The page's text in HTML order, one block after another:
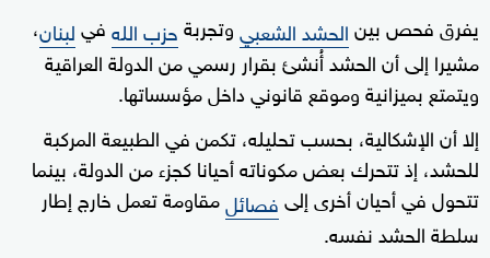
يفرق فحص بينالحشد الشعبيوتجربةحزب اللهفيلبنان،
مشيرا إلى أن الحشد أُنشئ بقرار رسمي من الدولة العراقية
ويتمتع بميزانية وموقع قانوني داخل مؤسساتها.
إلا أن الإشكالية، بحسب تحليله، تكمن في الطبيعة المركبة
للحشد، إذ تتحرك بعض مكوناته أحيانا كجزء من الدولة، بينما
تتحول في أحيان أخرى إلىفصائلمقاومة تعمل خارج إطار
سلطة الحشد نفسه.